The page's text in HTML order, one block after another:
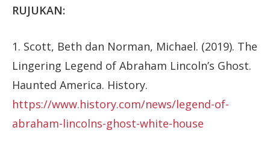
RUJUKAN:
1. Scott, Beth dan Norman, Michael. (2019). The
Lingering Legend of Abraham Lincoln’s Ghost.
Haunted America. History.
https://www.history.com/news/legend-of-
abraham-lincolns-ghost-white-house